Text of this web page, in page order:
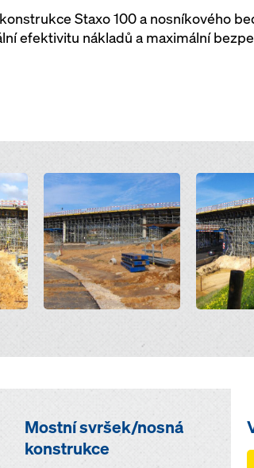
Staxo 100 a nosníkového
efektivitu nákladů a maximální
Open Open
Mostní svršek/nosná
konstrukce